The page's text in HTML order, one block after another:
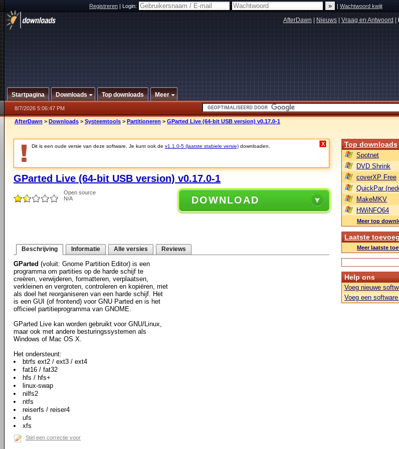
Registreren|Login: |Wachtwoord kwijt
AfterDawn Nieuws Vraag en Antwoord
Startpagina Downloads Top downloads Meer
8/7/2026 5:06:47 PM
AfterDawn > Downloads > Systeemtools > Partitioneren > GParted Live (64-bit USB version) v0.17.0-1
Dit is een oude versie van deze software. Je kunt ook de v1.1.0-5 (laatste stabiele versie) downloaden. X
GParted Live (64-bit USB version) v0.17.0-1
Open source
N/A
DOWNLOAD
Beschrijving Informatie Alle versies Reviews
GParted (voluit: Gnome Partition Editor) is een
programma om partities op de harde schijf te
creëren, verwijderen, formatteren, verplaatsen,
verkleinen en vergroten, controleren en kopiëren, met
als doel het reorganiseren van een harde schijf. Het
is een GUI (of frontend) voor GNU Parted en is het
officieel partitieprogramma van GNOME.
GParted Live kan worden gebruikt voor GNU/Linux,
maar ook met andere besturingssystemen als
Windows of Mac OS X.
Het ondersteunt:
btrfs ext2 / ext3 / ext4
fat16 / fat32
hfs / hfs+
linux-swap
nilfs2
ntfs
reiserfs / reiser4
ufs
xfs
Stel een correctie voor
Top downloads
Spotnet
DVD Shrink
coverXP Free
QuickPar
MakeMKV
HWiNFO64
Meer top
Laatste
Meer laatste
Help ons
Voeg nieuwe
Voeg een